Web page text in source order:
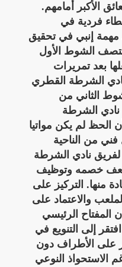
الأكبر أمامهم.
فردية في
إنبي في تحقيق
الشوط الأول
بعد تمريرات
الشرطة القطري
الثاني من
نادي الشرطة
الحظ لم يكن مواتيا
من الناحية
لفريق نادي الشرطة
خصمه وتوظيف
منها. التركيز على
والاعتماد على
المفتاح الرئيسي
إلى التنويع في
على الأطراف دون
الاستحواذ النوعي